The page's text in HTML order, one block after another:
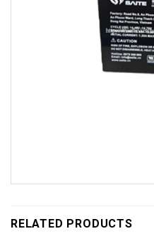
RELATED PRODUCTS